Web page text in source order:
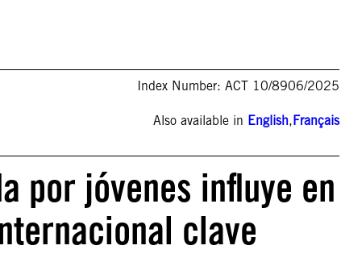
Index Number: ACT 10/8906/2025
Also available in English,Français
por jóvenes influye en
clave